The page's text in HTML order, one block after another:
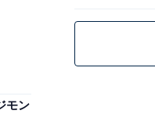
モン